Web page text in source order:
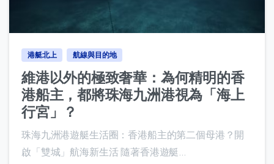
港艇北上 航線與目的地
維港以外的極致奢華：為何精明的香
港船主，都將珠海九洲港視為「海上
行宮」？
珠海九洲港遊艇生活圈：香港船主的第二個母港？開
啟「雙城」航海新生活 隨著香港遊艇...